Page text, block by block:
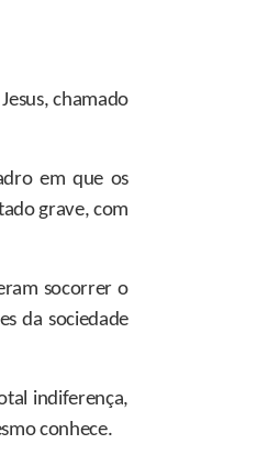
chamado
em que os
grave, com
socorrer o
da sociedade
indiferença,
conhece.